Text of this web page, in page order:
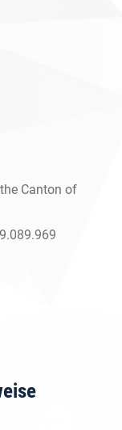
Canton of